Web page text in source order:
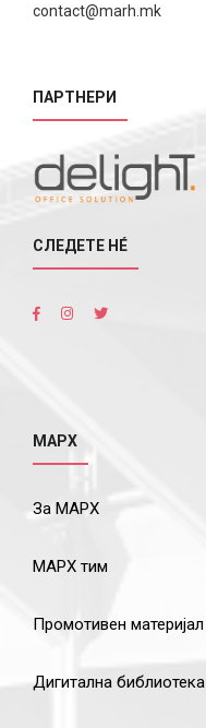
contact@marh.mk
ПАРТНЕРИ
СЛЕДЕТЕ НÉ
МАРХ
За МАРХ
МАРХ тим
Промотивен материјал
Дигитална библиотека